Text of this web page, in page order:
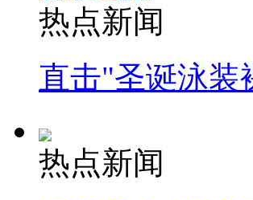
热点新闻
直击"圣诞泳装
热点新闻